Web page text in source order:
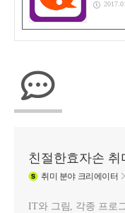
친절한효자손 취
취미 분야 크리에이터
IT와 그림, 각종 프로